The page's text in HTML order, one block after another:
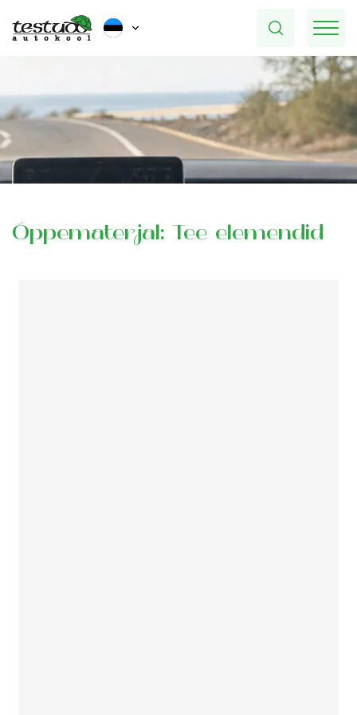
Õppematerjal: Tee elemendid